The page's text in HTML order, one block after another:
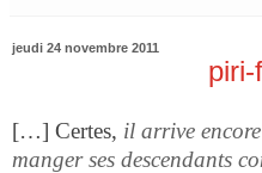
jeudi 24 novembre 2011
[…] Certes, il arrive
manger ses descendants